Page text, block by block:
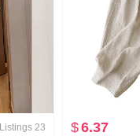
Listings 23
$6.37